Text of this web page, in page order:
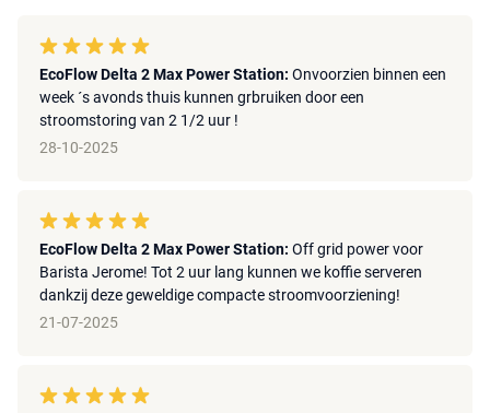
EcoFlow Delta 2 Max Power Station: Onvoorzien binnen een
week ´s avonds thuis kunnen grbruiken door een
stroomstoring van 2 1/2 uur !
28-10-2025
EcoFlow Delta 2 Max Power Station: Off grid power voor
Barista Jerome! Tot 2 uur lang kunnen we koffie serveren
dankzij deze geweldige compacte stroomvoorziening!
21-07-2025